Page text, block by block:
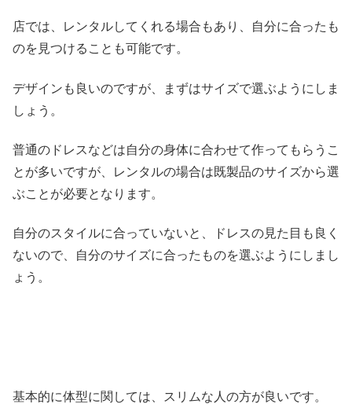
店では、レンタルしてくれる場合もあり、自分に合ったも
のを見つけることも可能です。
デザインも良いのですが、まずはサイズで選ぶようにしま
しょう。
普通のドレスなどは自分の身体に合わせて作ってもらうこ
とが多いですが、レンタルの場合は既製品のサイズから選
ぶことが必要となります。
自分のスタイルに合っていないと、ドレスの見た目も良く
ないので、自分のサイズに合ったものを選ぶようにしまし
ょう。
基本的に体型に関しては、スリムな人の方が良いです。